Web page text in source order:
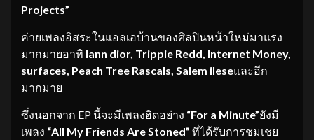
Projects”
ค่ายเพลงอิสระในแอลเอบ้านของศิลปินหน้าใหม่มาแรง
มากมายอาทิ Iann dior, Trippie Redd, Internet Money,
surfaces, Peach Tree Rascals, Salem ileseและอีก
มากมาย
ซึ่งนอกจาก EP นี้จะมีเพลงฮิตอย่าง “For a Minute”ยังมี
เพลง “All My Friends Are Stoned” ที่ได้รับการชมเชย